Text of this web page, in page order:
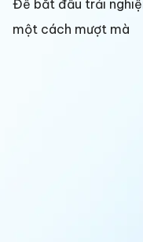
Để bắt đầu trải
một cách mượt mà